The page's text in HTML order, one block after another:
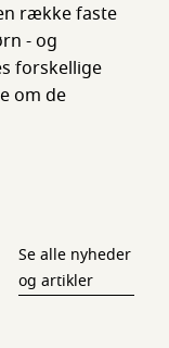
række faste
- og
forskellige
om de
Se alle nyheder
og artikler